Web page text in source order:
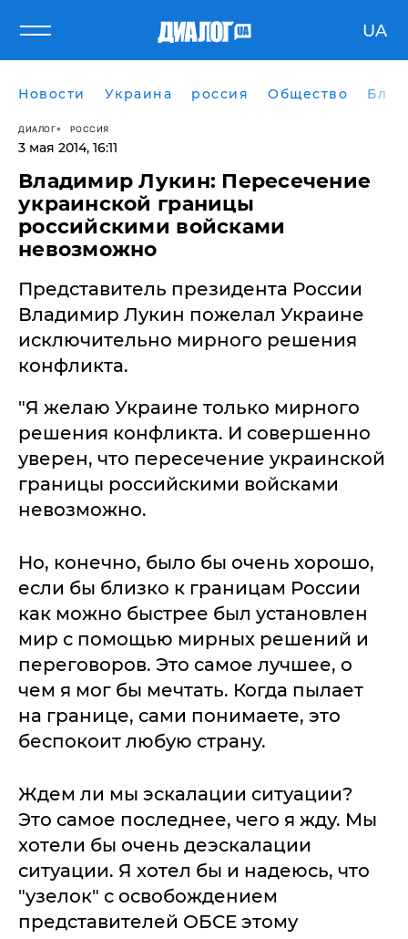
UA
Новости Украина россия Общество
ДИАЛОГ РОССИЯ
3 мая 2014, 16:11
Владимир Лукин: Пересечение
украинской границы
российскими войсками
невозможно
Представитель президента России
Владимир Лукин пожелал Украине
исключительно мирного решения
конфликта.
"Я желаю Украине только мирного
решения конфликта. И совершенно
уверен, что пересечение украинской
границы российскими войсками
невозможно.
Но, конечно, было бы очень хорошо,
если бы близко к границам России
как можно быстрее был установлен
мир с помощью мирных решений и
переговоров. Это самое лучшее, о
чем я мог бы мечтать. Когда пылает
на границе, сами понимаете, это
беспокоит любую страну.
Ждем ли мы эскалации ситуации?
Это самое последнее, чего я жду. Мы
хотели бы очень деэскалации
ситуации. Я хотел бы и надеюсь, что
"узелок" с освобождением
представителей ОБСЕ этому